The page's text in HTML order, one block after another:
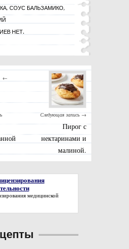
, СОУС БАЛЬЗАМИКО,
НЕТ.
←
Следующая запись →
Пирог с
нектаринами и
малиной.
медицинской